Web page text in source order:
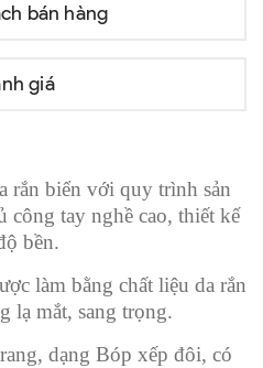
bán hàng
giá
rắn biển với quy trình sản
tay nghề cao, thiết kế
bền.
làm bằng chất liệu da rắn
lạ mắt, sang trọng.
dạng Bóp xếp đôi, có